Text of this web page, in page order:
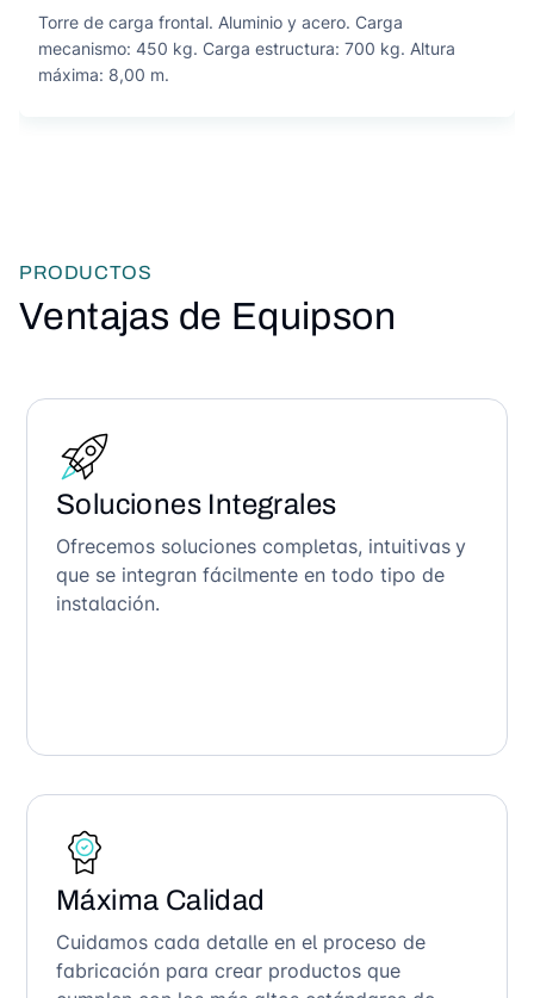
Torre de carga frontal. Aluminio y acero. Carga
mecanismo: 450 kg. Carga estructura: 700 kg. Altura
máxima: 8,00 m.
PRODUCTOS
Ventajas de Equipson
Soluciones Integrales
Ofrecemos soluciones completas, intuitivas y
que se integran fácilmente en todo tipo de
instalación.
Máxima Calidad
Cuidamos cada detalle en el proceso de
fabricación para crear productos que